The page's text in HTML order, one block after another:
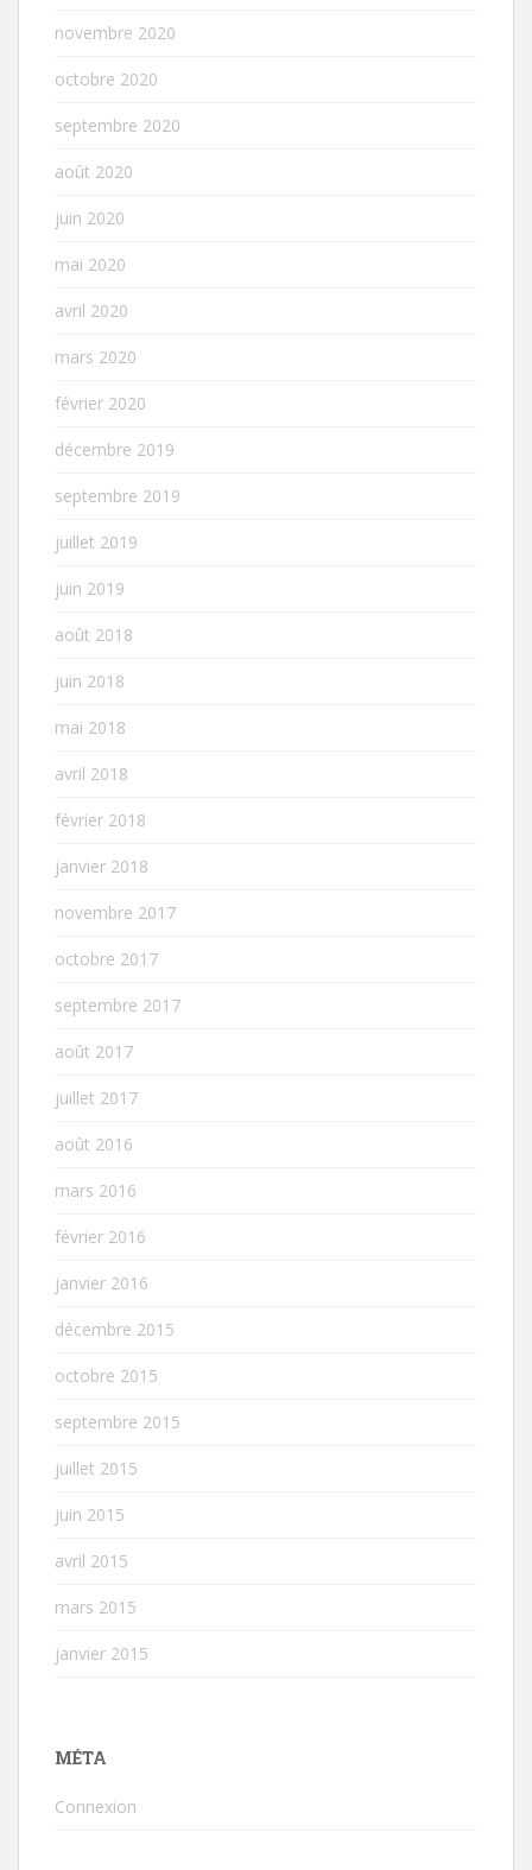
novembre 2020
octobre 2020
septembre 2020
août 2020
juin 2020
mai 2020
avril 2020
mars 2020
février 2020
décembre 2019
septembre 2019
juillet 2019
juin 2019
août 2018
juin 2018
mai 2018
avril 2018
février 2018
janvier 2018
novembre 2017
octobre 2017
septembre 2017
août 2017
juillet 2017
août 2016
mars 2016
février 2016
janvier 2016
décembre 2015
octobre 2015
septembre 2015
juillet 2015
juin 2015
avril 2015
mars 2015
janvier 2015
MÉTA
Connexion